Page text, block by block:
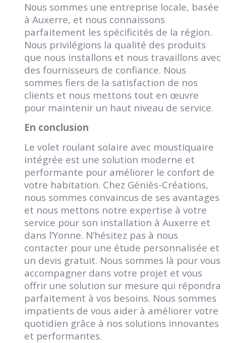
Nous sommes une entreprise locale, basée
à Auxerre, et nous connaissons
parfaitement les spécificités de la région.
Nous privilégions la qualité des produits
que nous installons et nous travaillons avec
des fournisseurs de confiance. Nous
sommes fiers de la satisfaction de nos
clients et nous mettons tout en œuvre
pour maintenir un haut niveau de service.
En conclusion
Le volet roulant solaire avec moustiquaire
intégrée est une solution moderne et
performante pour améliorer le confort de
votre habitation. Chez Géniès-Créations,
nous sommes convaincus de ses avantages
et nous mettons notre expertise à votre
service pour son installation à Auxerre et
dans l’Yonne. N’hésitez pas à nous
contacter pour une étude personnalisée et
un devis gratuit. Nous sommes là pour vous
accompagner dans votre projet et vous
offrir une solution sur mesure qui répondra
parfaitement à vos besoins. Nous sommes
impatients de vous aider à améliorer votre
quotidien grâce à nos solutions innovantes
et performantes.